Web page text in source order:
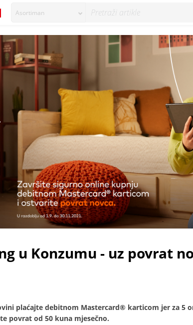
Asortiman
u Konzumu - uz povrat
plaćajte debitnom Mastercard® karticom jer za 5
povrat od 50 kuna mjesečno.